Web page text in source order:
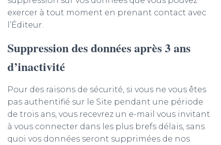
exercer à tout moment en prenant contact avec
l’Éditeur.
Suppression des données après 3 ans
d’inactivité
Pour des raisons de sécurité, si vous ne vous êtes
pas authentifié sur le Site pendant une période
de trois ans, vous recevrez un e-mail vous invitant
à vous connecter dans les plus brefs délais, sans
quoi vos données seront supprimées de nos